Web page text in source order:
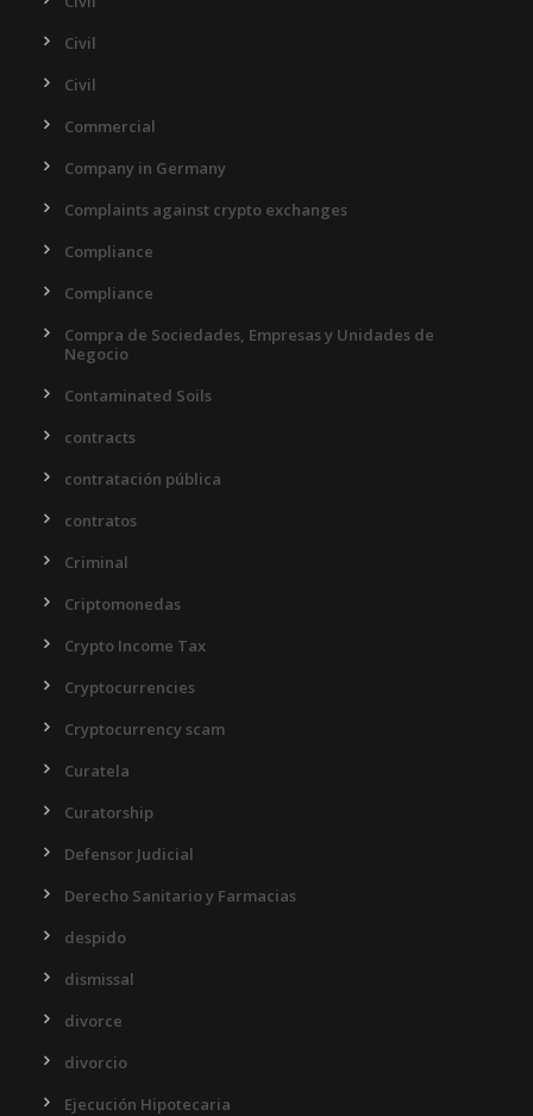
Civil
Civil
Commercial
Company in Germany
Complaints against crypto exchanges
Compliance
Compliance
Compra de Sociedades, Empresas y Unidades de
Negocio
Contaminated Soils
contracts
contratación pública
contratos
Criminal
Criptomonedas
Crypto Income Tax
Cryptocurrencies
Cryptocurrency scam
Curatela
Curatorship
Defensor Judicial
Derecho Sanitario y Farmacias
despido
dismissal
divorce
divorcio
Ejecución Hipotecaria